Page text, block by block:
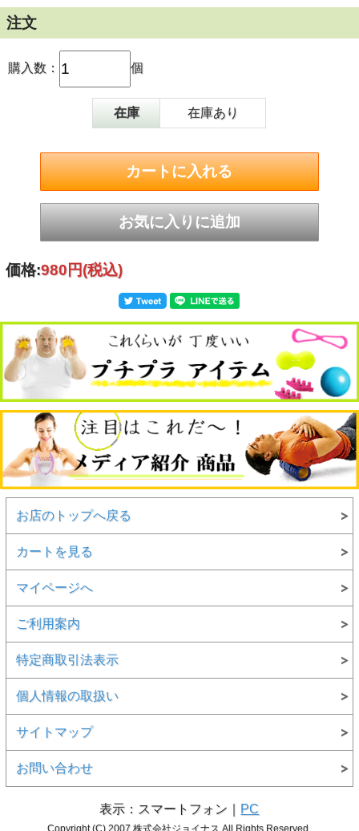
ＪＡＮ
4986920356815
セット内容
備考
本体は別売りです。
注文
購入数： 個
在庫 在庫あり
価格:980円(税込)
お店のトップへ戻る
カートを見る
マイページへ
ご利用案内
特定商取引法表示
個人情報の取扱い
サイトマップ
お問い合わせ
表示：スマートフォン｜ PC
Copyright (C) 2007 株式会社ジョイナス All Rights Reserved.